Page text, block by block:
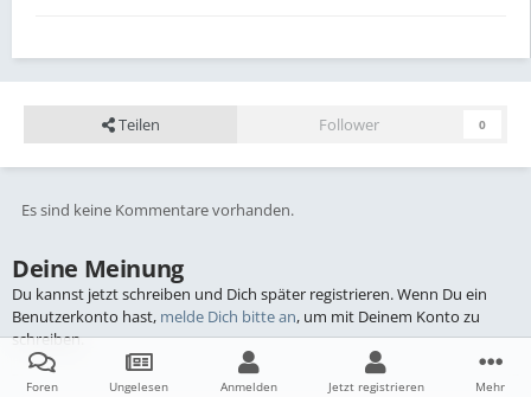
Teilen Follower 0
Es sind keine Kommentare vorhanden.
Deine Meinung
Du kannst jetzt schreiben und Dich später registrieren. Wenn Du ein
Benutzerkonto hast, melde Dich bitte an, um mit Deinem Konto zu
schreiben.
Foren Ungelesen Anmelden Jetzt registrieren Mehr